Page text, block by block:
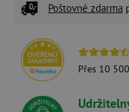
Poštovné zdarma
Přes 10